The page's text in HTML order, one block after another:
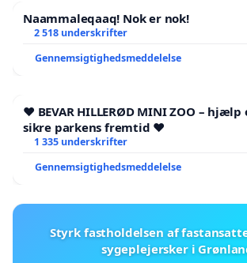
Naammaleqaaq! Nok er nok!
2 518 underskrifter
Gennemsigtighedsmeddelelse
❤️ BEVAR HILLERØD MINI ZOO – hjælp
sikre parkens fremtid ❤️
1 335 underskrifter
Gennemsigtighedsmeddelelse
Styrk fastholdelsen af
sygeplejersker i